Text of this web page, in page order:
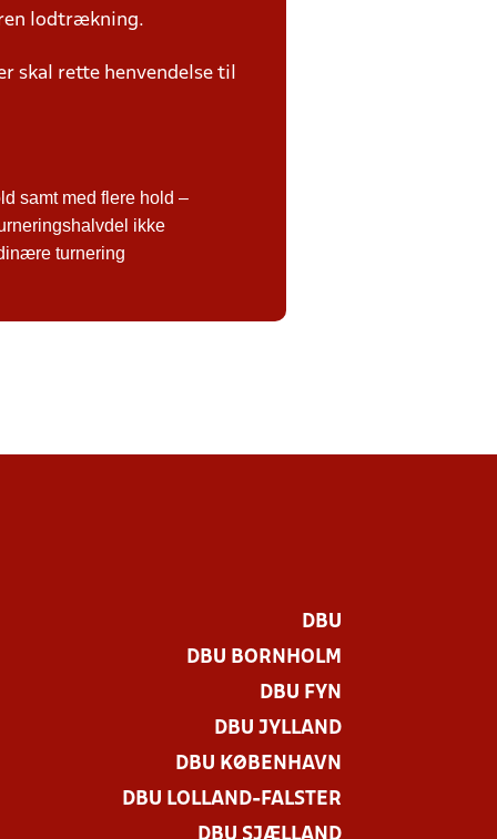
ren lodtrækning.
skal rette henvendelse til
samt med flere hold –
ikke
turnering
DBU
DBU BORNHOLM
DBU FYN
DBU JYLLAND
DBU KØBENHAVN
DBU LOLLAND-FALSTER
DBU SJÆLLAND